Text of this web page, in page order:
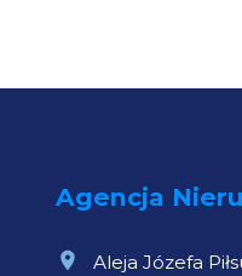
Agencja
Aleja Józefa